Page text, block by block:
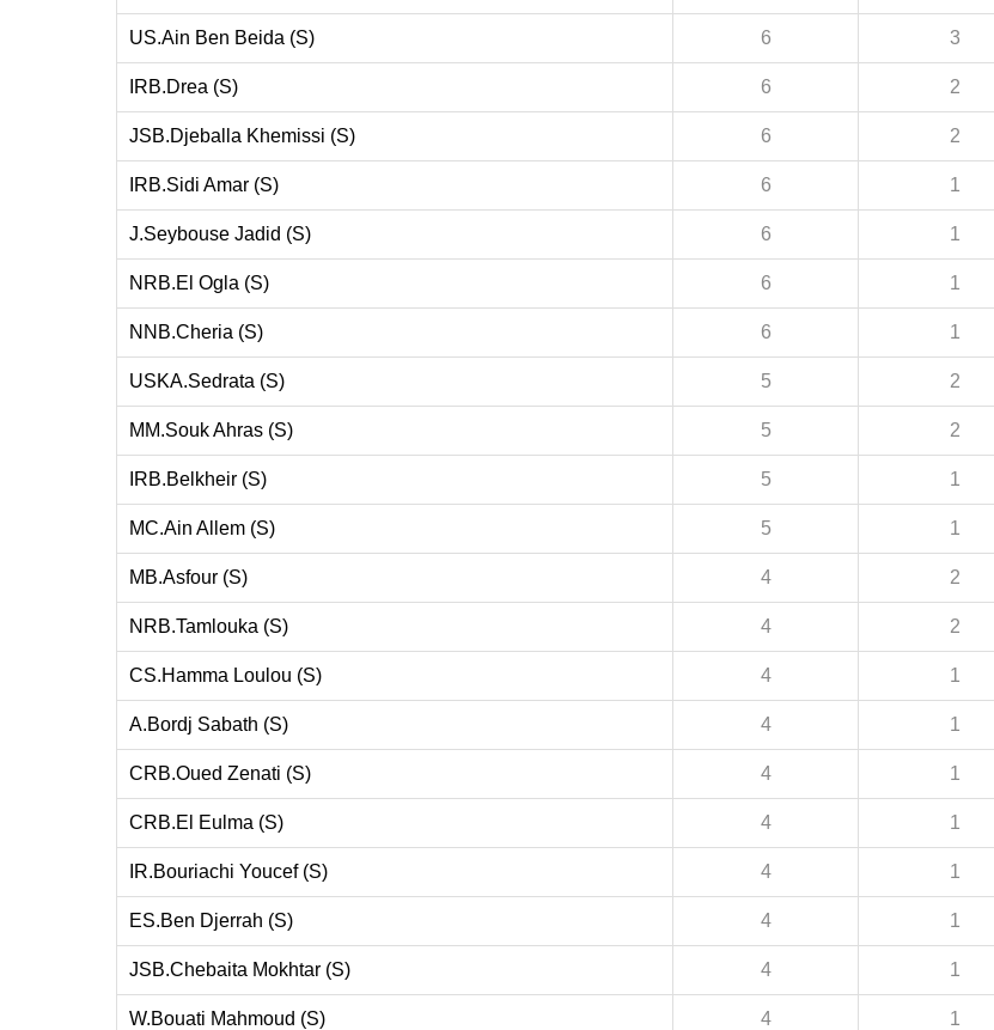
US.Ain Ben Beida (S) 6 3
IRB.Drea (S) 6 2
JSB.Djeballa Khemissi (S) 6 2
IRB.Sidi Amar (S) 6 1
J.Seybouse Jadid (S) 6 1
NRB.El Ogla (S) 6 1
NNB.Cheria (S) 6 1
USKA.Sedrata (S) 5 2
MM.Souk Ahras (S) 5 2
IRB.Belkheir (S) 5 1
MC.Ain Allem (S) 5 1
MB.Asfour (S) 4 2
NRB.Tamlouka (S) 4 2
CS.Hamma Loulou (S) 4 1
A.Bordj Sabath (S) 4 1
CRB.Oued Zenati (S) 4 1
CRB.El Eulma (S) 4 1
IR.Bouriachi Youcef (S) 4 1
ES.Ben Djerrah (S) 4 1
JSB.Chebaita Mokhtar (S) 4 1
W.Bouati Mahmoud (S) 4 1